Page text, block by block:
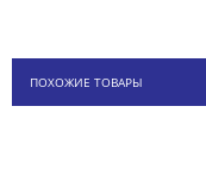
ПОХОЖИЕ ТОВАРЫ